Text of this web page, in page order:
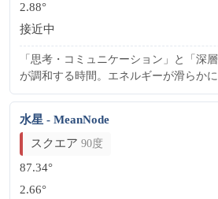
2.88°
接近中
「思考・コミュニケーション」と「深層
が調和する時間。エネルギーが滑らかに
水星 - MeanNode
スクエア 90度
87.34°
2.66°